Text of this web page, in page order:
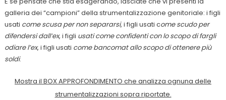
galleria dei “campioni” della strumentalizzazione genitoriale: i figli
usati come scusa per non separarsi, i figli usati come scudo per
difendersi dall’ex, i figli usati come confidenti con lo scopo di fargli
odiare l’ex, i figli usati come bancomat allo scopo di ottenere più
soldi.
Mostra il BOX APPROFONDIMENTO che analizza ognuna delle
strumentalizzazioni sopra riportate.